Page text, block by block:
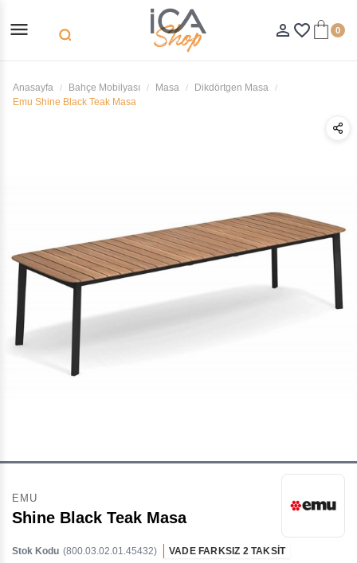
menu search person_outline favorite_border 0
Anasayfa Bahçe Mobilyası Masa
Dikdörtgen Masa
Emu Shine Black Teak Masa
EMU
Shine Black Teak Masa
Stok Kodu (800.03.02.01.45432) VADE FARKSIZ 2 TAKSİT